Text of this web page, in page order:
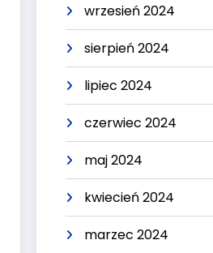
wrzesień 2024
sierpień 2024
lipiec 2024
czerwiec 2024
maj 2024
kwiecień 2024
marzec 2024